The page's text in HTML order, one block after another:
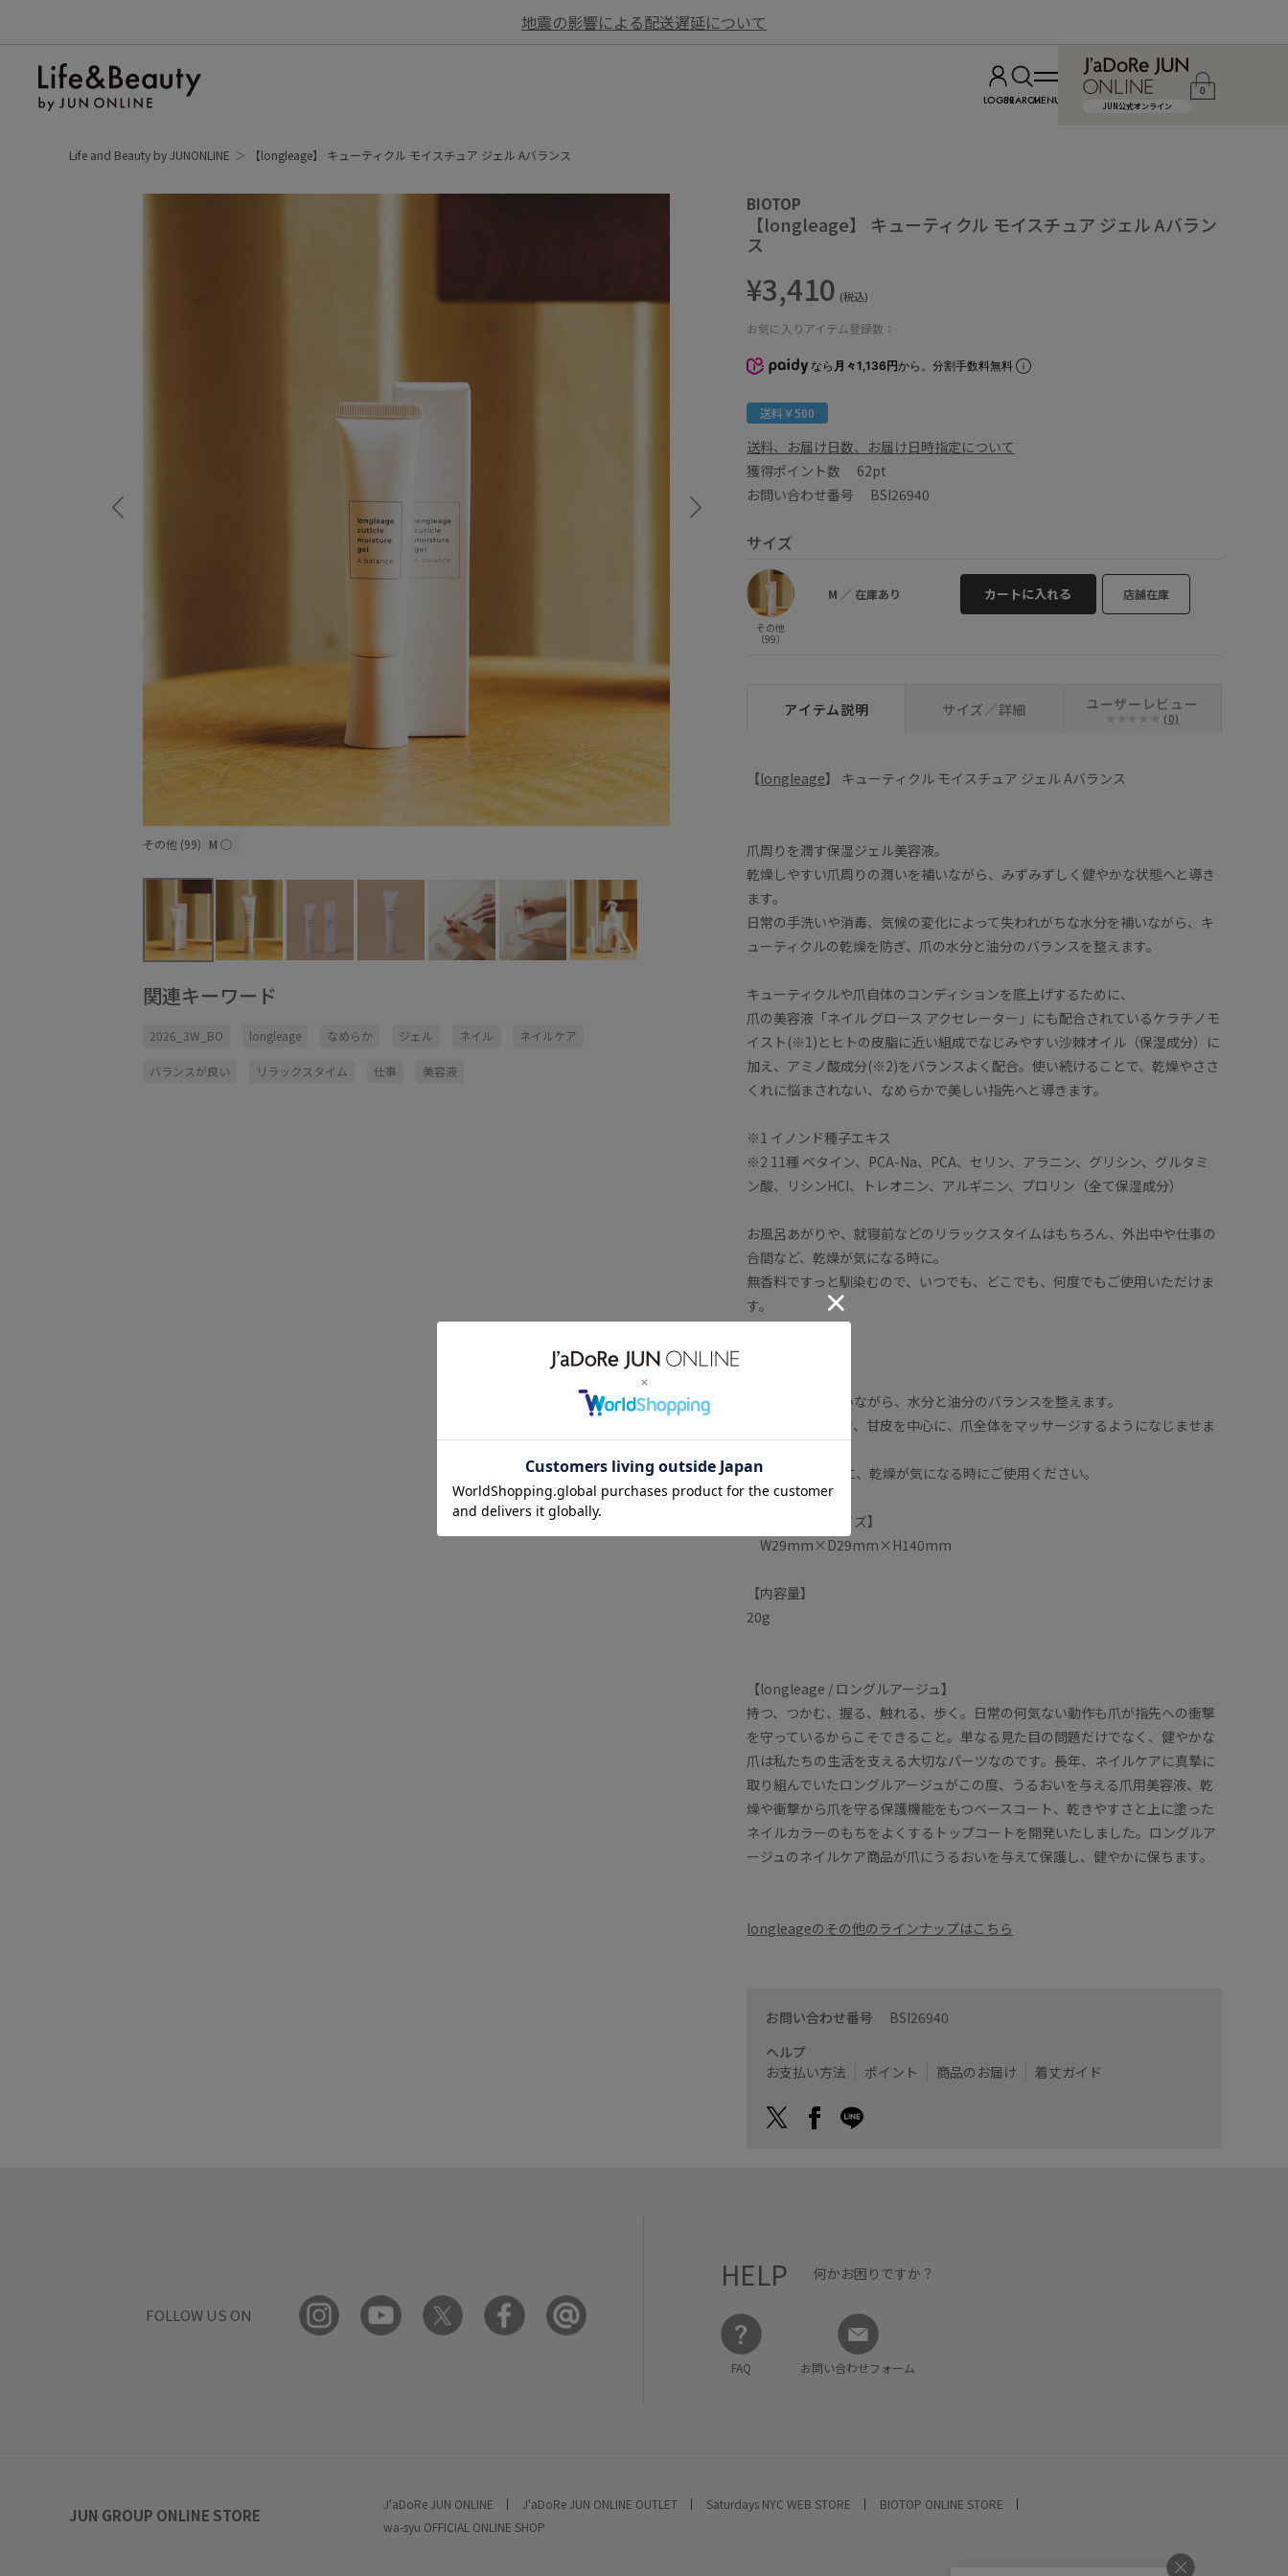
地震の影響による配送遅延について
LOGINSEARCHMENU JUN公式オンライン
0
Life and Beauty by JUNONLINE 【longleage】 キューティクル モイスチュア ジェル Aバランス
その他 (99) M○
関連キーワード
2026_3W_BO longleage なめらか ジェル ネイル ネイルケア
バランスが良い リラックスタイム 仕事 美容液
BIOTOP
【longleage】 キューティクル モイスチュア ジェル Aバラン
ス
¥3,410 (税込)
お気に入りアイテム登録数：
なら 月々1,136円から。分割手数料無料
送料￥500
送料、お届け日数、お届け日時指定について
獲得ポイント数 62pt
お問い合わせ番号 BSI26940
サイズ
その他
（99）
M ／ 在庫あり カートに入れる 店舗在庫
アイテム説明 サイズ／詳細 ユーザーレビュー
(0)
【longleage】 キューティクル モイスチュア ジェル Aバランス
爪周りを潤す保湿ジェル美容液。
乾燥しやすい爪周りの潤いを補いながら、みずみずしく健やかな状態へと導き
ます。
日常の手洗いや消毒、気候の変化によって失われがちな水分を補いながら、キ
ューティクルの乾燥を防ぎ、爪の水分と油分のバランスを整えます。
キューティクルや爪自体のコンディションを底上げするために、
爪の美容液「ネイル グロース アクセレーター」にも配合されているケラチノモ
イスト(※1)とヒトの皮脂に近い組成でなじみやすい沙棘オイル（保湿成分）に
加え、アミノ酸成分(※2)をバランスよく配合。使い続けることで、乾燥やささ
くれに悩まされない、なめらかで美しい指先へと導きます。
※1 イノンド種子エキス
※2 11種 ベタイン、PCA-Na、PCA、セリン、アラニン、グリシン、グルタミ
ン酸、リシンHCI、トレオニン、アルギニン、プロリン（全て保湿成分）
お風呂あがりや、就寝前などのリラックスタイムはもちろん、外出中や仕事の
合間など、乾燥が気になる時に。
無香料ですっと馴染むので、いつでも、どこでも、何度でもご使用いただけま
す。
潤いと栄養を補いながら、水分と油分のバランスを整えます。
適量を甘皮に置き、甘皮を中心に、爪全体をマッサージするようになじませま
1日に3回を目安に、乾燥が気になる時にご使用ください。
【パッケージサイズ】
W29mm×D29mm×H140mm
【内容量】
20g
【longleage / ロングルアージュ】
持つ、つかむ、握る、触れる、歩く。日常の何気ない動作も爪が指先への衝撃
を守っているからこそできること。単なる見た目の問題だけでなく、健やかな
爪は私たちの生活を支える大切なパーツなのです。長年、ネイルケアに真摯に
取り組んでいたロングルアージュがこの度、うるおいを与える爪用美容液、乾
燥や衝撃から爪を守る保護機能をもつベースコート、乾きやすさと上に塗った
ネイルカラーのもちをよくするトップコートを開発いたしました。ロングルア
ージュのネイルケア商品が爪にうるおいを与えて保護し、健やかに保ちます。
longleageのその他のラインナップはこちら
お問い合わせ番号 BSI26940
ヘルプ
お支払い方法
ポイント 商品のお届け 着丈ガイド
FOLLOW US ON
HELP 何かお困りですか？
FAQ お問い合わせフォーム
JUN GROUP ONLINE STORE
J'aDoRe JUN ONLINE J'aDoRe JUN ONLINE OUTLET Saturdays NYC WEB STORE
BIOTOP ONLINE STORE
wa-syu OFFICIAL ONLINE SHOP